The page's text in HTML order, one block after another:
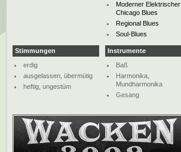
Moderner Elektrischer
Chicago Blues
Regional Blues
Soul-Blues
Stimmungen
erdig
ausgelassen, übermütig
heftig, ungestüm
Instrumente
Baß
Harmonika,
Mundharmonika
Gesang